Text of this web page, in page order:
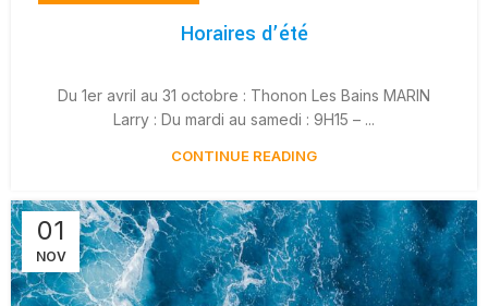
Horaires d’été
Du 1er avril au 31 octobre : Thonon Les Bains MARIN
Larry : Du mardi au samedi : 9H15 – ...
CONTINUE READING
01
NOV